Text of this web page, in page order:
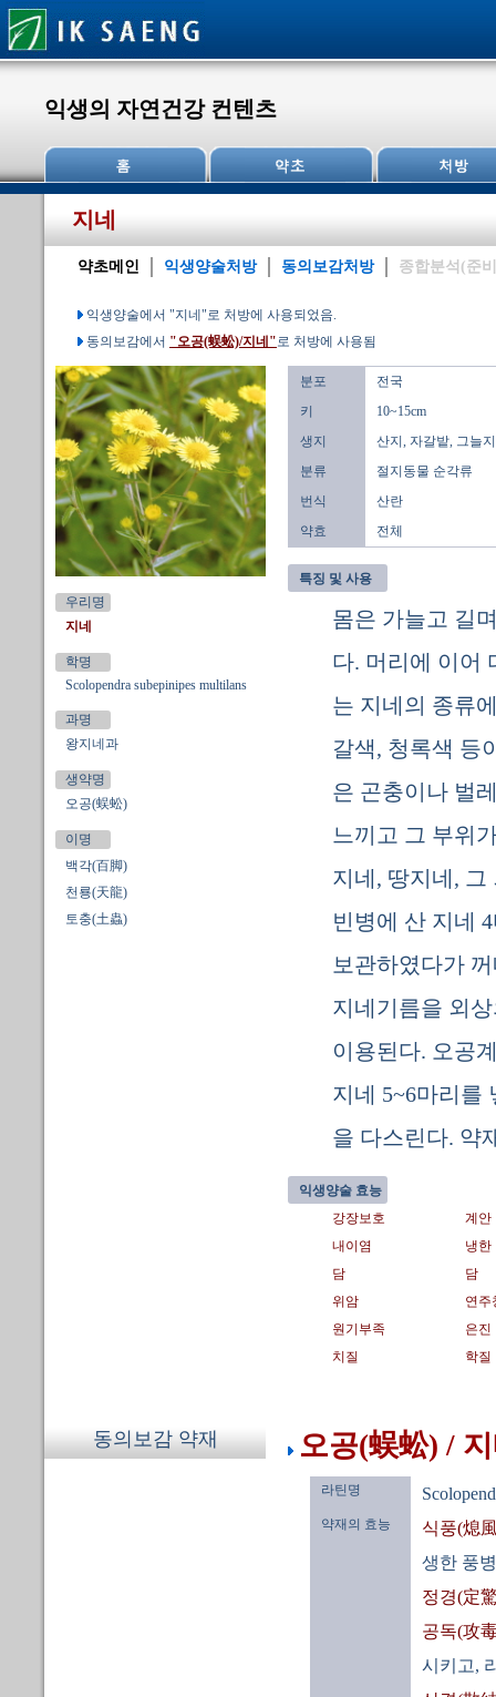
익생의 자연건강 컨텐츠
지네
약초메인 익생양술처방 동의보감처방 종합분석(준
익생양술에서 "지네"로 처방에 사용되었음.
동의보감에서 "오공(蜈蚣)/지네"로 처방에 사용됨
우리명
지네
학명
Scolopendra subepinipes multilans
과명
왕지네과
생약명
오공(蜈蚣)
이명
백각(百脚)
천룡(天龍)
토충(土蟲)
분포
전국
키
10~15cm
생지
산지, 자갈밭, 그늘
분류
절지동물 순각류
번식
산란
약효
전체
특징 및 사용
몸은 가늘고 길
다. 머리에 이어
는 지네의 종류
갈색, 청록색 등
은 곤충이나 벌
느끼고 그 부위
지네, 땅지네,
빈병에 산 지네
보관하였다가
지네기름을 외
이용된다. 오공
지네 5~6마리를
을 다스린다. 약
익생양술 효능
강장보호
계안
내이염
냉한
담
담
위암
연주
원기부족
은진
치질
학질
동의보감 약재 오공(蜈蚣) /
라틴명
약재의 효능
식풍(熄
생한 풍
정경(定
공독(攻
시키고,